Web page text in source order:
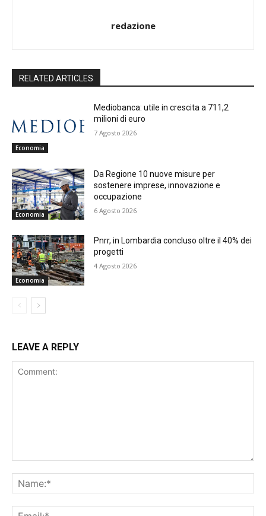
redazione
RELATED ARTICLES
Economia
Mediobanca: utile in crescita a 711,2
milioni di euro
7 Agosto 2026
Economia
Da Regione 10 nuove misure per
sostenere imprese, innovazione e
occupazione
6 Agosto 2026
Economia
Pnrr, in Lombardia concluso oltre il 40% dei
progetti
4 Agosto 2026
LEAVE A REPLY